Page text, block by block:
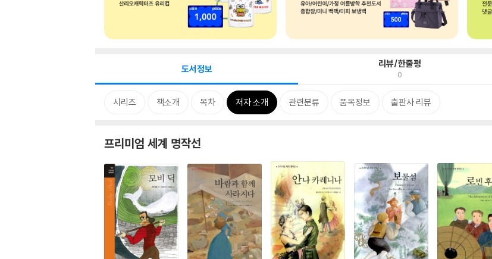
도서정보 리뷰/한줄평
0
시리즈 책소개 목차 저자 소개 관련분류 품목정보 출판사 리뷰
프리미엄 세계 명작선